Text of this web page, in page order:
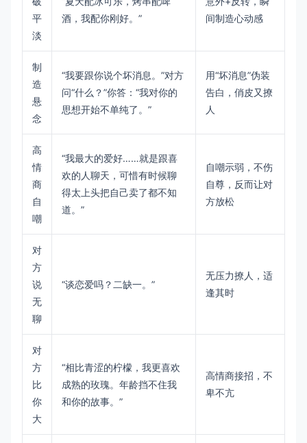
平
淡
酒，我配你刚好。”
间制造心动感
制
造
悬
念
“我要跟你说个坏消息。”对方
问“什么？”你答：“我对你的
思想开始不单纯了。”
用“坏消息”伪装
告白，俏皮又撩
人
高
情
商
自
嘲
“我最大的爱好……就是跟喜
欢的人聊天，可惜有时候聊
得太上头把自己卖了都不知
道。”
自嘲示弱，不伤
自尊，反而让对
方放松
对
方
说
无
聊
“谈恋爱吗？二缺一。”
无压力撩人，适
逢其时
对
方
比
你
大
“相比青涩的柠檬，我更喜欢
成熟的玫瑰。年龄挡不住我
和你的故事。”
高情商接招，不
卑不亢